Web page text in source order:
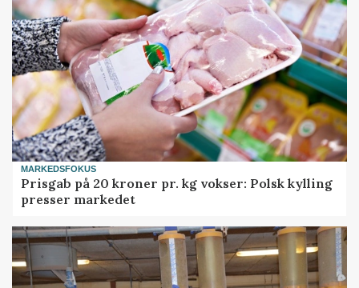
MARKEDSFOKUS
Prisgab på 20 kroner pr. kg vokser: Polsk kylling
presser markedet